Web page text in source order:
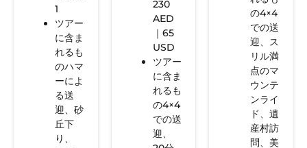
1
ツアー
に含ま
れるも
のハマ
ーによ
る送
迎、砂
丘下
り、
230
AED
｜65
USD
ツアー
に含ま
れるも
の4×4
での送
迎、
の4×4
での送
迎、ス
リル満
点のマ
ウンテ
ンライ
ド、遺
産村訪
問、美